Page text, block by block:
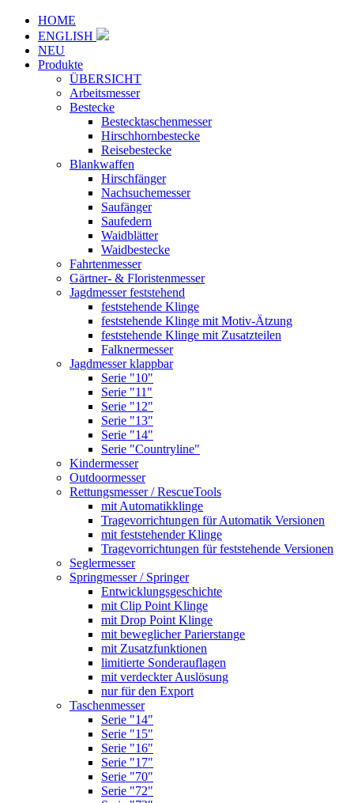
HOME
ENGLISH
NEU
Produkte
ÜBERSICHT
Arbeitsmesser
Bestecke
Bestecktaschenmesser
Hirschhornbestecke
Reisebestecke
Blankwaffen
Hirschfänger
Nachsuchemesser
Saufänger
Saufedern
Waidblätter
Waidbestecke
Fahrtenmesser
Gärtner- & Floristenmesser
Jagdmesser feststehend
feststehende Klinge
feststehende Klinge mit Motiv-Ätzung
feststehende Klinge mit Zusatzteilen
Falknermesser
Jagdmesser klappbar
Serie "10"
Serie "11"
Serie "12"
Serie "13"
Serie "14"
Serie "Countryline"
Kindermesser
Outdoormesser
Rettungsmesser / RescueTools
mit Automatikklinge
Tragevorrichtungen für Automatik Versionen
mit feststehender Klinge
Tragevorrichtungen für feststehende Versionen
Seglermesser
Springmesser / Springer
Entwicklungsgeschichte
mit Clip Point Klinge
mit Drop Point Klinge
mit beweglicher Parierstange
mit Zusatzfunktionen
limitierte Sonderauflagen
mit verdeckter Auslösung
nur für den Export
Taschenmesser
Serie "14"
Serie "15"
Serie "16"
Serie "17"
Serie "70"
Serie "72"